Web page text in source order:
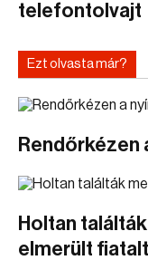
telefontolvajt
Ezt olvasta már?
Rendőrkézen
Holtan
elmerült fiatalt